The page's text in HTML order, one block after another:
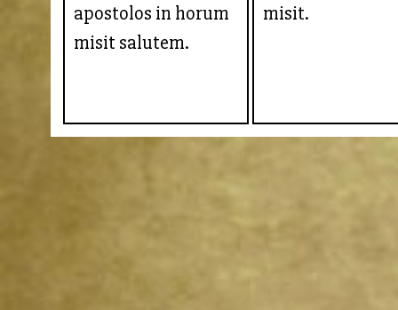
apostolos in horum
misit salutem.
misit.